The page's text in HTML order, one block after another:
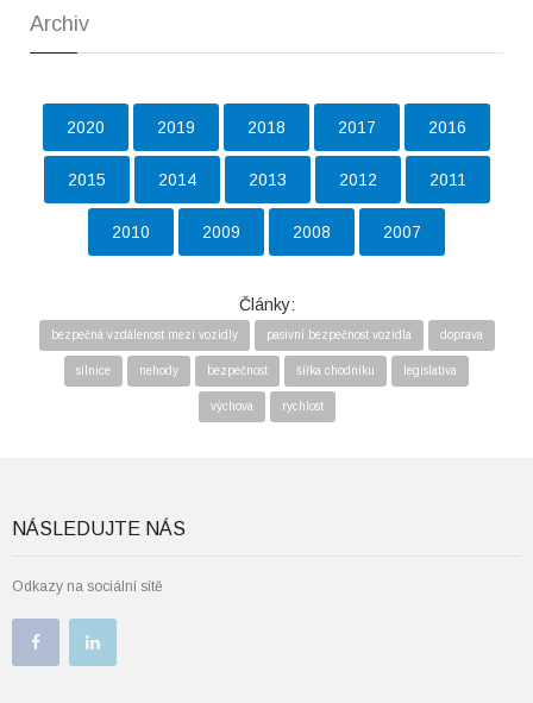
Archiv
2020 2019 2018 2017 2016
2015 2014 2013 2012 2011
2010 2009 2008 2007
Články:
bezpečná vzdálenost mezi vozidly pasivní bezpečnost vozidla doprava
silnice nehody bezpečnost šířka chodníku legislativa
výchova rychlost
NÁSLEDUJTE NÁS
Odkazy na sociální sítě